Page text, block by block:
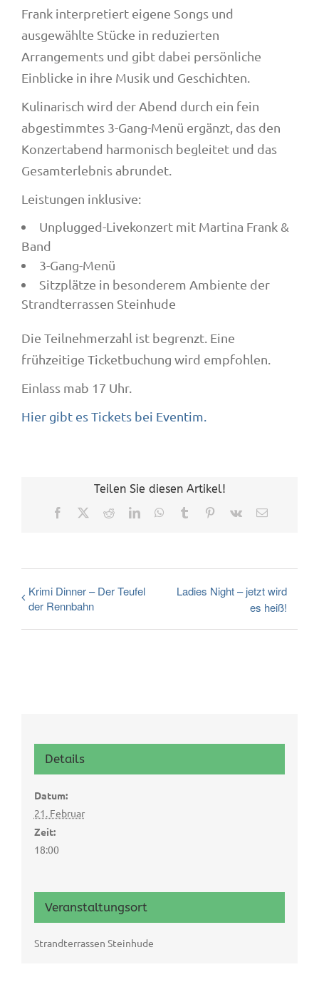
Frank interpretiert eigene Songs und
ausgewählte Stücke in reduzierten
Arrangements und gibt dabei persönliche
Einblicke in ihre Musik und Geschichten.
Kulinarisch wird der Abend durch ein fein
abgestimmtes 3-Gang-Menü ergänzt, das den
Konzertabend harmonisch begleitet und das
Gesamterlebnis abrundet.
Leistungen inklusive:
Unplugged-Livekonzert mit Martina Frank &
Band
3-Gang-Menü
Sitzplätze in besonderem Ambiente der
Strandterrassen Steinhude
Die Teilnehmerzahl ist begrenzt. Eine
frühzeitige Ticketbuchung wird empfohlen.
Einlass mab 17 Uhr.
Hier gibt es Tickets bei Eventim.
Teilen Sie diesen Artikel!
Facebook RedditLinkedInWhatsApp
Tumblr Pinterest
Vk
E-
Krimi Dinner – Der Teufel
der Rennbahn
Ladies Night – jetzt wird
es heiß!
Details
Datum:
21. Februar
Zeit:
18:00
Veranstaltungsort
Strandterrassen Steinhude